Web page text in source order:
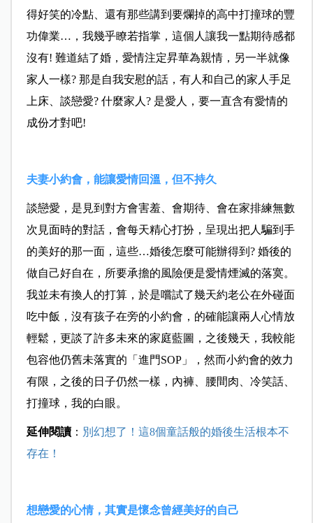
得好笑的冷點、還有那些講到要爛掉的高中打撞球的豐
功偉業…，我幾乎瞭若指掌，這個人讓我一點期待感都
沒有! 難道結了婚，愛情注定昇華為親情，另一半就像
家人一樣? 那是自我安慰的話，有人和自己的家人手足
上床、談戀愛? 什麼家人? 是愛人，要一直含有愛情的
成份才對吧!
夫妻小約會，能讓愛情回溫，但不持久
談戀愛，是見到對方會害羞、會期待、會在家排練無數
次見面時的對話，會每天精心打扮，呈現出把人騙到手
的美好的那一面，這些…婚後怎麼可能辦得到? 婚後的
做自己好自在，所要承擔的風險便是愛情煙滅的落寞。
我並未有換人的打算，於是嚐試了幾天約老公在外碰面
吃中飯，沒有孩子在旁的小約會，的確能讓兩人心情放
輕鬆，更談了許多未來的家庭藍圖，之後幾天，我較能
包容他仍舊未落實的「進門SOP」，然而小約會的效力
有限，之後的日子仍然一樣，內褲、腰間肉、冷笑話、
打撞球，我的白眼。
延伸閱讀： 別幻想了！這8個童話般的婚後生活根本不
存在！
想戀愛的心情，其實是懷念曾經美好的自己